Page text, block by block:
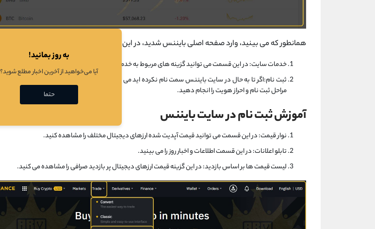
همانطور که می بینید، وارد صفحه اصلی بایننس شدید، در این صفحه با گزینه های زیر آشنا خواهید شد:
خدمات سایت: در این قسمت می توانید گزینه های مربوط به خدمات مختلف سایت را مشاهده کنید.
مراحل ثبت نام و احراز هویت را انجام دهید.
آموزش ثبت نام در سایت بایننس
نوار قیمت: در این قسمت می توانید قیمت آپدیت شده ارزهای دیجیتال مختلف را مشاهده کنید.
تابلو اعلانات: در این قسمت اطلاعات و اخبار روز را می بینید.
لیست قیمت ها بر اساس بازدید: در این گزینه قیمت ارزهای دیجیتال پر بازدید صرافی را مشاهده می کنید.
به روز بمانید!
آیا می‌خواهید از آخرین اخبار مطلع شوید؟
حتما